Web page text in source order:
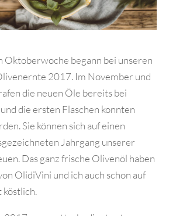
Oktoberwoche begann bei unseren
2017. Im November und
die neuen Öle bereits bei
die ersten Flaschen konnten
Sie können sich auf einen
Jahrgang unserer
Das ganz frische Olivenöl haben
OlidiVini und ich auch schon auf
köstlich.